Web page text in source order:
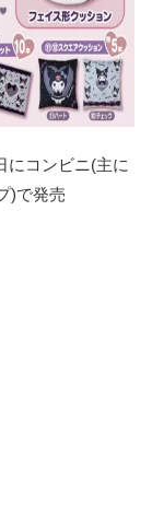
にコンビニ(主に
)で発売